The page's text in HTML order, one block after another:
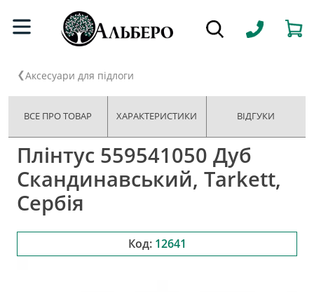
Аксесуари для підлоги
ВСЕ ПРО ТОВАР ХАРАКТЕРИСТИКИ ВІДГУКИ
Плінтус 559541050 Дуб
Скандинавський, Tarkett,
Сербія
Код: 12641